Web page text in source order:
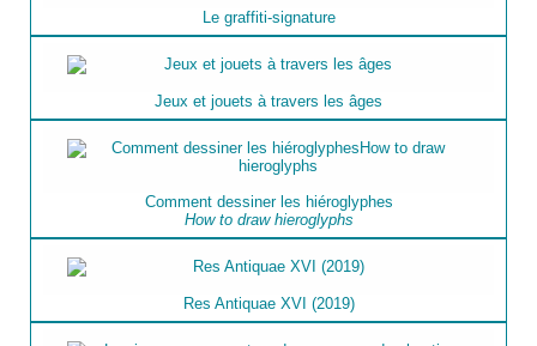
Le graffiti-signature
Jeux et jouets à travers les âges
Comment dessiner les hiéroglyphes
How to draw hieroglyphs
Res Antiquae XVI (2019)